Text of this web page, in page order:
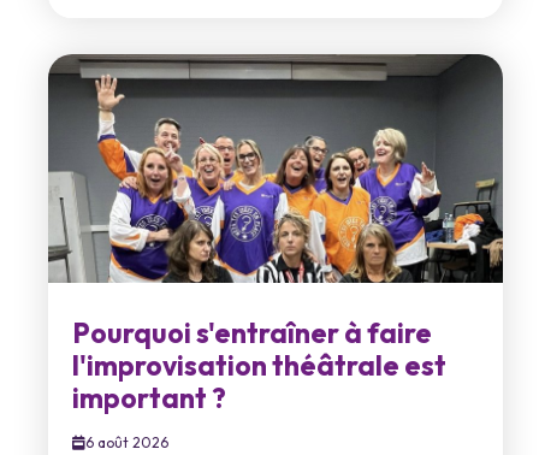
Pourquoi s'entraîner à faire
l'improvisation théâtrale est
important ?
6 août 2026